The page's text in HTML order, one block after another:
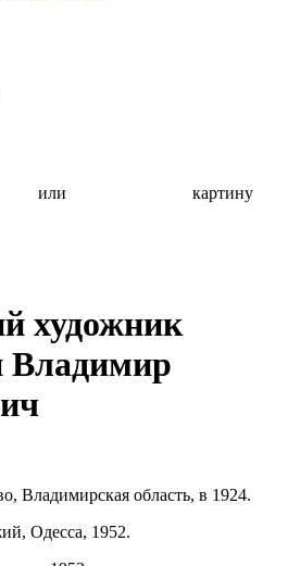
или
картину
художник
Владимир
Владимирская область, в 1924.
Одесса, 1952.